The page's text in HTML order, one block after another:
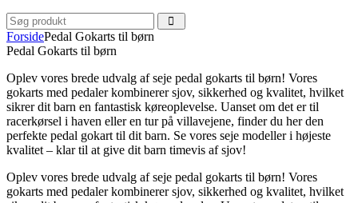
ForsidePedal Gokarts til børn
Pedal Gokarts til børn
Oplev vores brede udvalg af seje pedal gokarts til børn! Vores
gokarts med pedaler kombinerer sjov, sikkerhed og kvalitet, hvilket
sikrer dit barn en fantastisk køreoplevelse. Uanset om det er til
racerkørsel i haven eller en tur på villavejene, finder du her den
perfekte pedal gokart til dit barn. Se vores seje modeller i højeste
kvalitet – klar til at give dit barn timevis af sjov!
Oplev vores brede udvalg af seje pedal gokarts til børn! Vores
gokarts med pedaler kombinerer sjov, sikkerhed og kvalitet, hvilket